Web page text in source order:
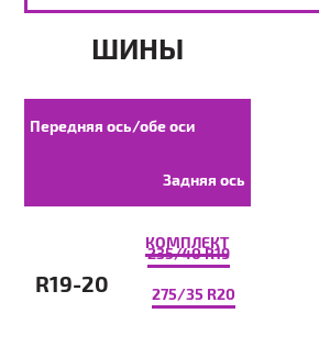
ШИНЫ
Передняя ось/обе оси
Задняя ось
R19-20
КОМПЛЕКТ
235/40 R19
275/35 R20